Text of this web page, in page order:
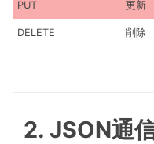
PUT 更新
DELETE 削除
2. JSON通